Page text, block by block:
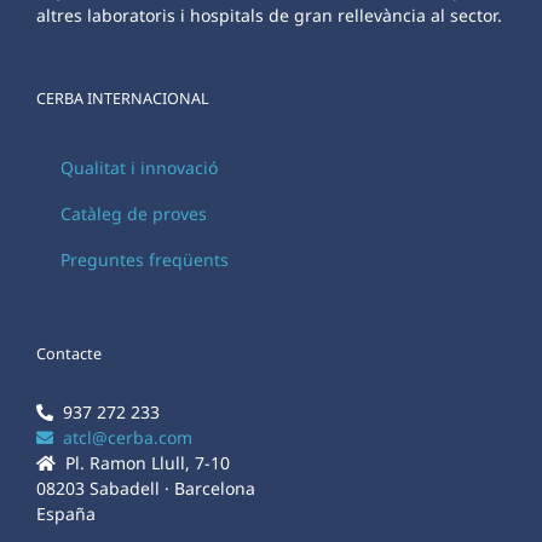
altres laboratoris i hospitals de gran rellevància al sector.
CERBA INTERNACIONAL
Qualitat i innovació
Catàleg de proves
Preguntes freqüents
Contacte
937 272 233
atcl@cerba.com
Pl. Ramon Llull, 7-10
08203 Sabadell · Barcelona
España